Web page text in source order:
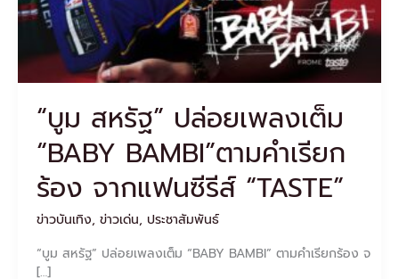
“บูม สหรัฐ” ปล่อยเพลงเต็ม
“BABY BAMBI”ตามคำเรียก
ร้อง จากแฟนซีรีส์ “TASTE”
ข่าวบันเทิง, ข่าวเด่น, ประชาสัมพันธ์
“บูม สหรัฐ” ปล่อยเพลงเต็ม “BABY BAMBI” ตามคำเรียกร้อง จ
[…]